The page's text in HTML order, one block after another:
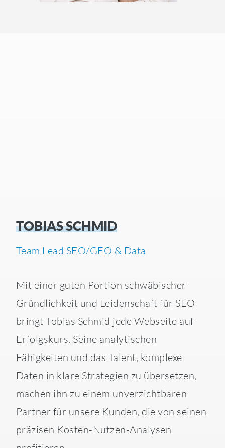
TOBIAS SCHMID
Team Lead SEO/GEO & Data
Mit einer guten Portion schwäbischer
Gründlichkeit und Leidenschaft für SEO
bringt Tobias Schmid jede Webseite auf
Erfolgskurs. Seine analytischen
Fähigkeiten und das Talent, komplexe
Daten in klare Strategien zu übersetzen,
machen ihn zu einem unverzichtbaren
Partner für unsere Kunden, die von seinen
präzisen Kosten-Nutzen-Analysen